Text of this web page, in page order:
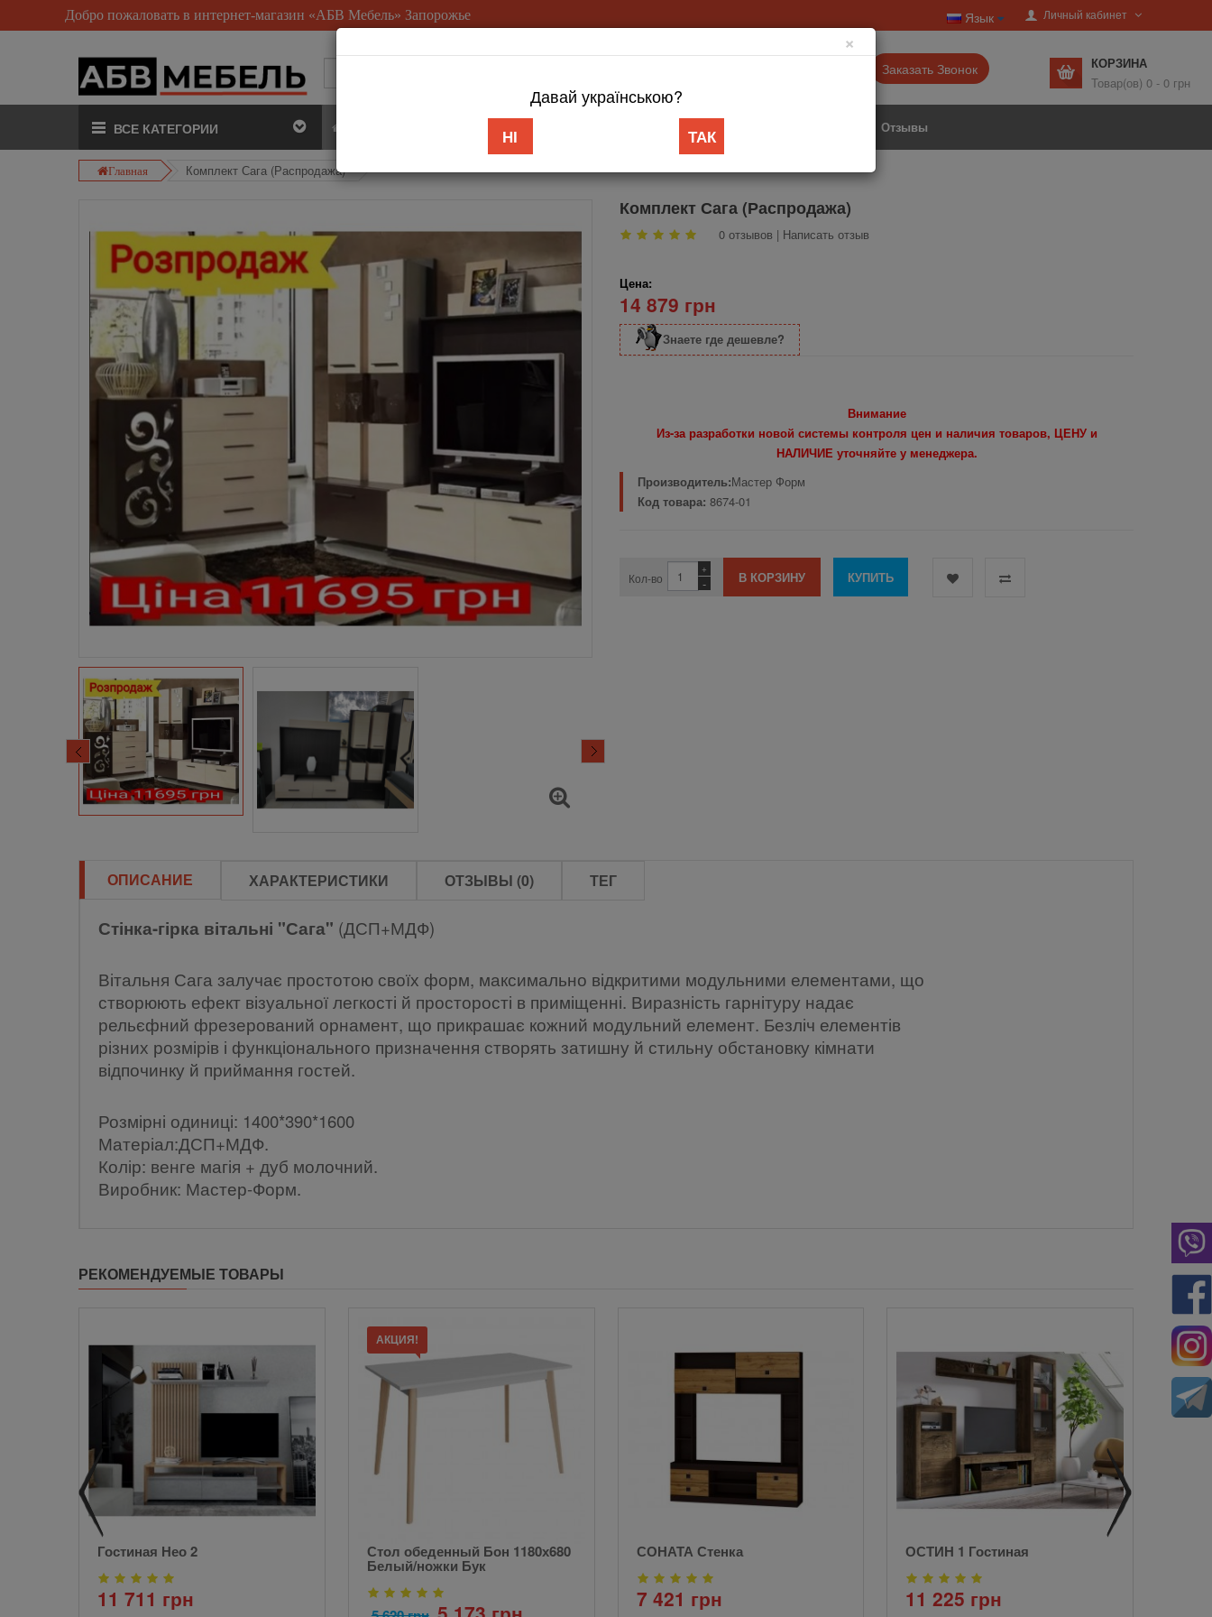
Добро пожаловать в интернет-магазин «АБВ Мебель» Запорожье Язык
×
Давай українською?
НІ ТАК
Личный кабинет
Заказать Звонок
КОРЗИНА
Товар(ов) 0 - 0 грн
ВСЕ КАТЕГОРИИ Отзывы
Главная Комплект Сага (Распродажа)
Комплект Сага (Распродажа)
0 отзывов | Написать отзыв
Цена:
14 879 грн
Знаете где дешевле?
Внимание
Из-за разработки новой системы контроля цен и наличия товаров, ЦЕНУ и
НАЛИЧИЕ уточняйте у менеджера.
Производитель:Мастер Форм
Код товара: 8674-01
Кол-во -
+
ОПИСАНИЕ ХАРАКТЕРИСТИКИ ОТЗЫВЫ (0) ТЕГ
Стінка-гірка вітальні "Сага" (ДСП+МДФ)
Вітальня Сага залучає простотою своїх форм, максимально відкритими модульними елементами, що
створюють ефект візуальної легкості й просторості в приміщенні. Виразність гарнітуру надає
рельєфний фрезерований орнамент, що прикрашає кожний модульний елемент. Безліч елементів
різних розмірів і функціонального призначення створять затишну й стильну обстановку кімнати
відпочинку й приймання гостей.
Розмірні одиниці: 1400*390*1600
Матеріал:ДСП+МДФ.
Колір: венге магія + дуб молочний.
Виробник: Мастер-Форм.
РЕКОМЕНДУЕМЫЕ ТОВАРЫ
Гостиная Нео 2
11 711 грн
АКЦИЯ!
Стол обеденный Бон 1180х680
Белый/ножки Бук
СОНАТА Стенка
7 421 грн
ОСТИН 1 Гостиная
11 225 грн